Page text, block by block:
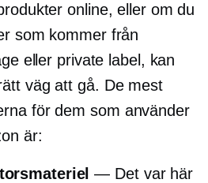
online, eller om du
som kommer från
eller private label, kan
väg att gå. De mest
för dem som använder
är:
— Det var här